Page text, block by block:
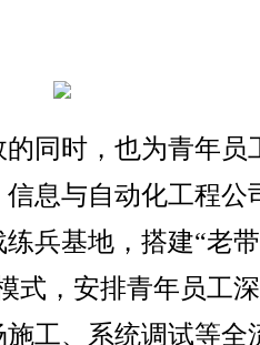
同时，也为青年员
息与自动化工程公
兵基地，搭建“老
式，安排青年员工
工、系统调试等全